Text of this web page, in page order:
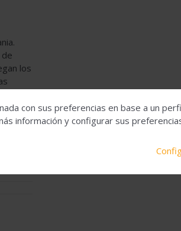
los
con sus preferencias en base a un
información y configurar sus